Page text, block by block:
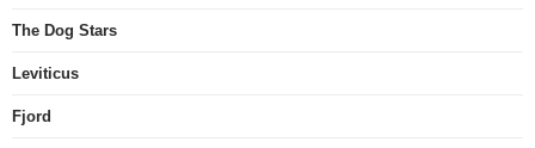
The Dog Stars
Leviticus
Fjord